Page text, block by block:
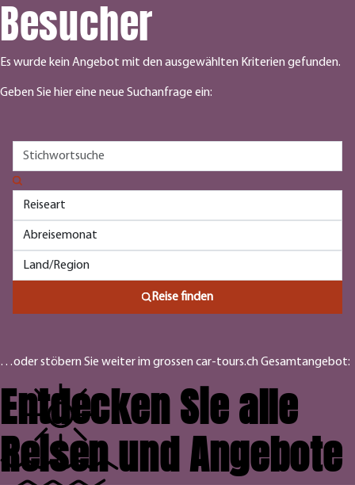
Besucher
Es wurde kein Angebot mit den ausgewählten Kriterien gefunden.
Geben Sie hier eine neue Suchanfrage ein:
Reise finden
…oder stöbern Sie weiter im grossen car-tours.ch Gesamtangebot:
Entdecken Sie alle
Reisen und Angebote